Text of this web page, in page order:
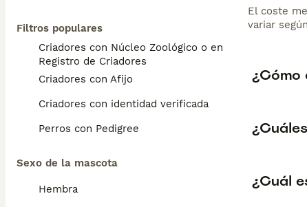
Filtros populares
Criadores con Núcleo Zoológico o en el
Registro de Criadores
Criadores con Afijo
Criadores con identidad verificada
Perros con Pedigree
Sexo de la mascota
Hembra
El coste
variar
¿Cómo
¿Cuál